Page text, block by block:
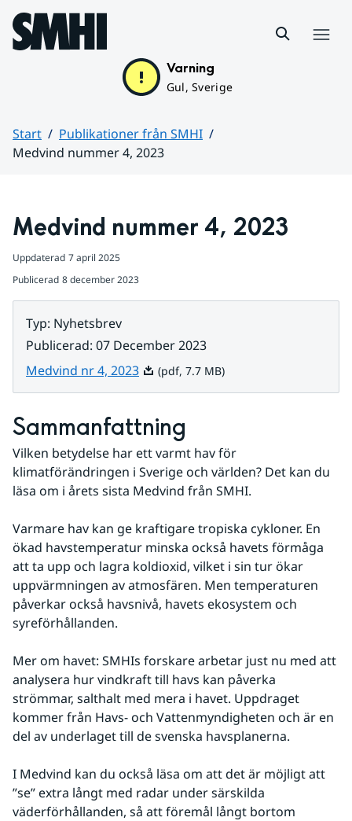
Hoppa till sidans innehåll
Varning
Gul, Sverige
Start
Publikationer från SMHI
Medvind nummer 4, 2023
Medvind nummer 4, 2023
Uppdaterad 7 april 2025
Publicerad 8 december 2023
Typ: Nyhetsbrev
Publicerad: 07 December 2023
Medvind nr 4, 2023Pdf, 7.7 MB.
(pdf, 7.7 MB)
Sammanfattning
Vilken betydelse har ett varmt hav för
klimatförändringen i Sverige och världen? Det kan du
läsa om i årets sista Medvind från SMHI.
Varmare hav kan ge kraftigare tropiska cykloner. En
ökad havstemperatur minska också havets förmåga
att ta upp och lagra koldioxid, vilket i sin tur ökar
uppvärmningen av atmosfären. Men temperaturen
påverkar också havsnivå, havets ekosystem och
syreförhållanden.
Mer om havet: SMHIs forskare arbetar just nu med att
analysera hur vindkraft till havs kan påverka
strömmar, salthalt med mera i havet. Uppdraget
kommer från Havs- och Vattenmyndigheten och är en
del av underlaget till de svenska havsplanerna.
I Medvind kan du också läsa om att det är möjligt att
”se” extra långt med radar under särskilda
väderförhållanden, så att föremål långt bortom